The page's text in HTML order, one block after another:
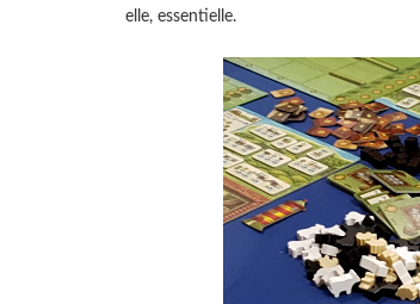
elle, essentielle.